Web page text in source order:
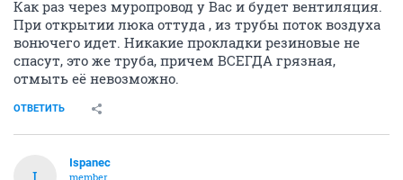
надо голосовать! А там уже посмотрим! Приятней
без остатков сгнившего мусора в доме! Так что вот!
Рядом ТСЖ "ЛАДА"! Дома схожие! Сколько там
домов? Сколько жильцов? И что все такие дураки,
что заварили мусоропровод? Не думаю! А сравнивать
наши дома с 9-ти этажками с Есенина думаю не
как там (про тсж "ЛАДА")!
ОТВЕТИТЬ